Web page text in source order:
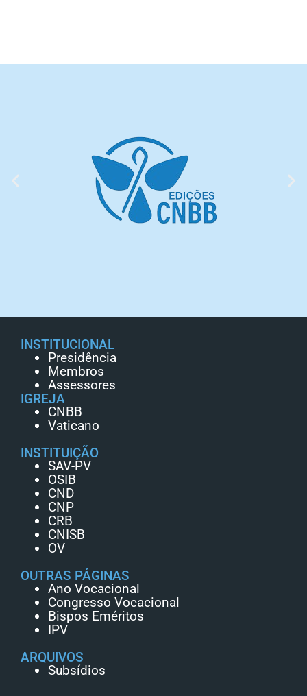
INSTITUCIONAL
Presidência
Membros
Assessores
IGREJA
CNBB
Vaticano
INSTITUIÇÃO
SAV-PV
OSIB
CND
CNP
CRB
CNISB
OV
OUTRAS PÁGINAS
Ano Vocacional
Congresso Vocacional
Bispos Eméritos
IPV
ARQUIVOS
Subsídios